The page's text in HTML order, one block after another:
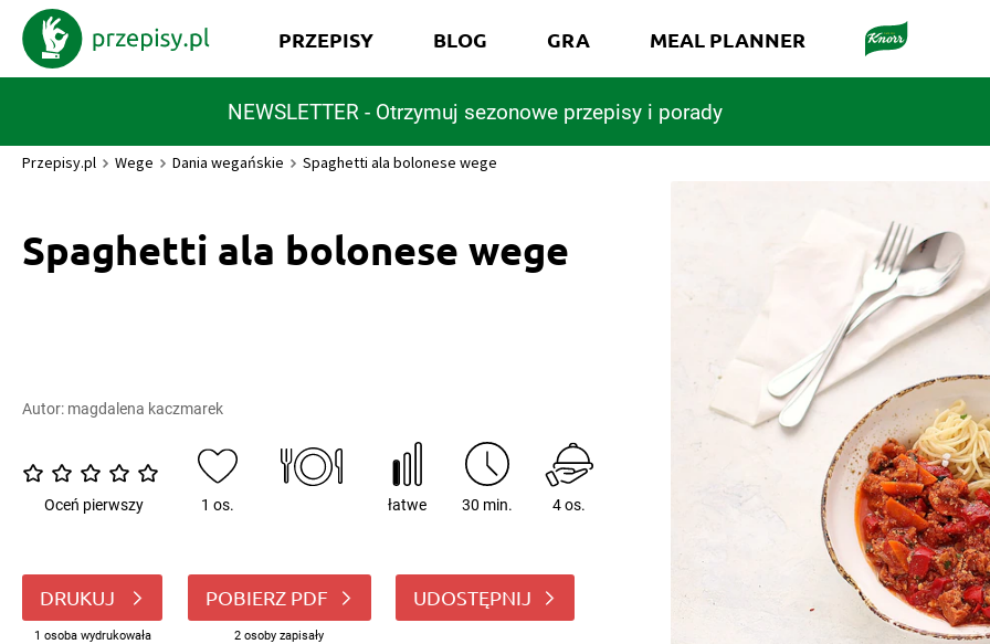
NEWSLETTER - Otrzymuj sezonowe przepisy i porady
PRZEPISY BLOG GRA MEAL PLANNER
Przepisy.pl Wege Dania wegańskie Spaghetti ala bolonese wege
Spaghetti ala bolonese wege
Autor: magdalena kaczmarek
Oceń pierwszy 1 os. łatwe 30 min. 4 os.
DRUKUJ
1 osoba wydrukowała
POBIERZ PDF
2 osoby zapisały
UDOSTĘPNIJ